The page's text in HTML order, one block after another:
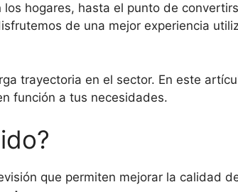
hogares, hasta el punto de
de una mejor experiencia
trayectoria en el sector. En este
función a tus necesidades.
que permiten mejorar la calidad